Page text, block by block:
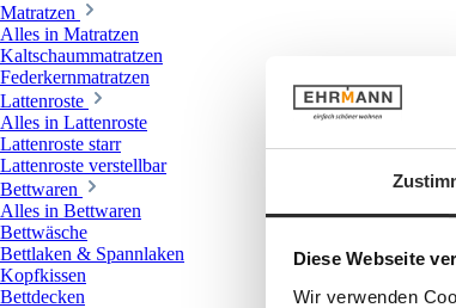
Diese Webseite
Wir verwenden
Matratzen
Alles in Matratzen
Kaltschaummatratzen
Federkernmatratzen
Lattenroste
Alles in Lattenroste
Lattenroste starr
Lattenroste verstellbar
Bettwaren
Alles in Bettwaren
Bettwäsche
Bettlaken & Spannlaken
Kopfkissen
Bettdecken